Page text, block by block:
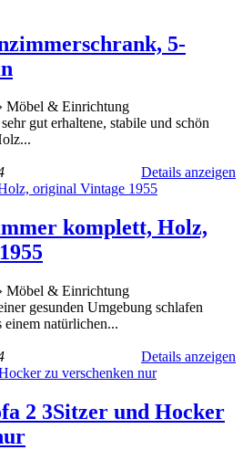
5-
Möbel & Einrichtung
gut erhaltene, stabile und schön
Details anzeigen
komplett, Holz,
Möbel & Einrichtung
gesunden Umgebung schlafen
natürlichen...
Details anzeigen
2 3Sitzer und Hocker